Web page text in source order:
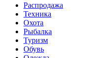
Распродажа
Техника
Охота
Рыбалка
Туризм
Обувь